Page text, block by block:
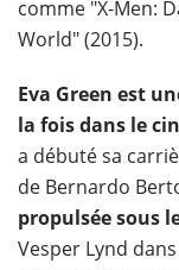
comme "X-Men:
World" (2015).
Eva Green est
la fois dans le
a débuté sa
de Bernardo
propulsée sous
Vesper Lynd